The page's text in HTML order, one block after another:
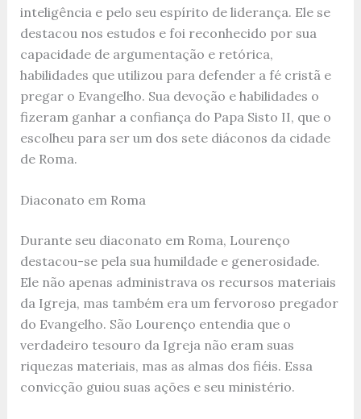
inteligência e pelo seu espírito de liderança. Ele se
destacou nos estudos e foi reconhecido por sua
capacidade de argumentação e retórica,
habilidades que utilizou para defender a fé cristã e
pregar o Evangelho. Sua devoção e habilidades o
fizeram ganhar a confiança do Papa Sisto II, que o
escolheu para ser um dos sete diáconos da cidade
de Roma.
Diaconato em Roma
Durante seu diaconato em Roma, Lourenço
destacou-se pela sua humildade e generosidade.
Ele não apenas administrava os recursos materiais
da Igreja, mas também era um fervoroso pregador
do Evangelho. São Lourenço entendia que o
verdadeiro tesouro da Igreja não eram suas
riquezas materiais, mas as almas dos fiéis. Essa
convicção guiou suas ações e seu ministério.